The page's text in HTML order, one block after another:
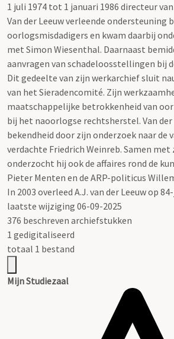
1 juli 1974 tot 1 januari 1986 directeur
Van der Leeuw verleende ondersteuning
oorlogsmisdadigers en kwam daarbij
met Simon Wiesenthal. Daarnaast
aanvragen van schadeloosstellingen bij
Dit gedeelte van zijn werkarchief sluit
van het Sieradencomité. Zijn
maatschappelijke betrokkenheid van
bij het naoorlogse rechtsherstel. Van
bekendheid door zijn onderzoek naar de
verdachte Friedrich Weinreb. Samen met
onderzocht hij ook de affaires rond de
Pieter Menten en de ARP-politicus
In 2003 overleed A.J. van der Leeuw op
laatste wijziging 06-09-2025
376 beschreven archiefstukken
1 gedigitaliseerd
totaal 1 bestand
Mijn Studiezaal